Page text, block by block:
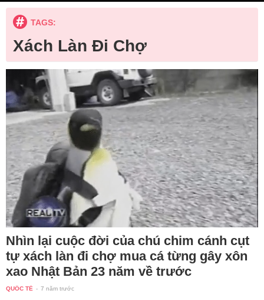
TAGS:
Xách Làn Đi Chợ
Nhìn lại cuộc đời của chú chim cánh cụt
tự xách làn đi chợ mua cá từng gây xôn
xao Nhật Bản 23 năm về trước
QUỐC TẾ - 7 năm trước